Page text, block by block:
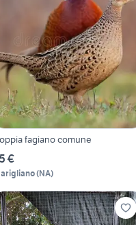
fagiano comune
€
(NA)